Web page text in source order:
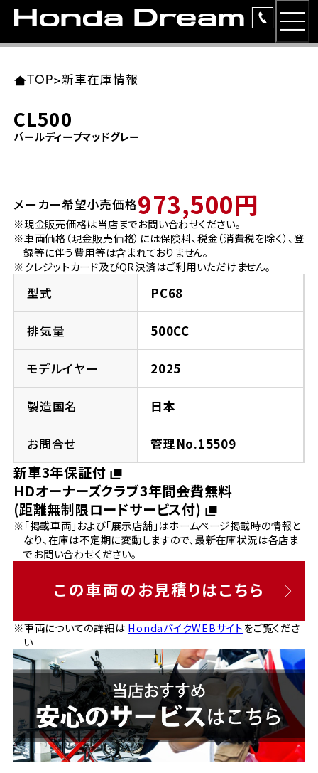
ラインアップ
レンタルバイク
洋用品
イベント
法人向けサービス
お問い合わせ
TOP>新車在庫情報
CL500
パールディープマッドグレー
メーカー希望小売価格973,500円
※現金販売価格は当店までお問い合わせください。
※車両価格（現金販売価格）には保険料、税金（消費税を除く）、登
録等に伴う費用等は含まれておりません。
※クレジットカード及びQR決済はご利用いただけません。
型式 PC68
排気量 500CC
モデルイヤー 2025
製造国名 日本
お問合せ 管理No.15509
新車3年保証付
HDオーナーズクラブ3年間会費無料
(距離無制限ロードサービス付)
※「掲載車両」および「展示店舗」はホームページ掲載時の情報と
なり、在庫は不定期に変動しますので、最新在庫状況は各店ま
でお問い合わせください。
この車両のお見積りはこちら
※車両についての詳細は HondaバイクWEBサイトをご覧くださ
い
東北エリア 店舗一覧
岩手県
宮城県
ホンダドリーム 仙台泉
ホンダドリーム 宮城岩沼
福島県
ホンダドリーム 郡山
関東エリア 店舗一覧
東京都
ホンダドリーム 西東京
ホンダドリーム 練馬
ホンダドリーム 板橋
ホンダドリーム 葛飾
ホンダドリーム 大田
ホンダドリーム 立川
神奈川県
ホンダドリーム 磯子
ホンダドリーム 横浜都筑
ホンダドリーム 横浜緑
千葉県
ホンダドリーム 船橋
中部エリア 店舗一覧
愛知県
ホンダドリーム 名古屋南
ホンダドリーム 小牧
ホンダドリーム 名古屋東
ホンダドリーム 一宮
ホンダドリーム 豊橋
ホンダドリーム 名古屋上小田井
岐阜県
ホンダドリーム 岐阜
近畿エリア 店舗一覧
大阪府
ホンダドリーム 箕面
ホンダドリーム 藤井寺
ホンダドリーム 東淀川
ホンダドリーム 豊中
京都府
ホンダドリーム 京都伏見
ホンダドリーム 京都北山
兵庫県
ホンダドリーム 神戸灘
ホンダドリーム 尼崎
ホンダドリーム 姫路
ホンダドリーム 西宮甲子園
奈良県
中国・四国エリア 店舗一覧
岡山県
広島県
ホンダドリーム 広島
ホンダドリーム 福山
徳島県
ホンダドリーム 徳島
香川県
ホンダドリーム 高松
高知県
九州エリア 店舗一覧
福岡県
ホンダドリーム 福岡東
ホンダドリーム 久留米
ホンダドリーム 福岡春日
ホンダドリーム 福岡西
熊本県
ホンダドリーム 熊本